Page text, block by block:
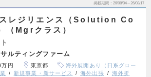
掲載期間 26/08/04～26/08/17
スレジリエンス（Solution Co
Mgrクラス）
ルティングファーム
円 東京都
海外展開あり（日系グロー
新規事業・新サービス 海外出張
海外折